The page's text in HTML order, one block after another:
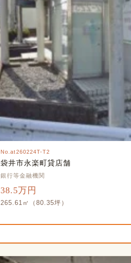
No.at260224T-T2
袋井市永楽町貸店舗
銀行等金融機関
38.5万円
265.61㎡（80.35坪）